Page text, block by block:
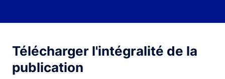
Télécharger l'intégralité de la
publication